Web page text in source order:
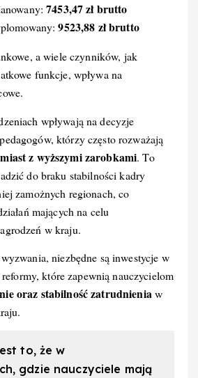
7453,47 zł brutto
9523,88 zł brutto
a wiele czynników, jak
funkcje, wpływa na
wpływają na decyzje
którzy często rozważają
z wyższymi zarobkami. To
do braku stabilności kadry
zamożnych regionach, co
mających na celu
w kraju.
niezbędne są inwestycje w
które zapewnią nauczycielom
oraz stabilność zatrudnieniaw
to, że w
gdzie nauczyciele mają